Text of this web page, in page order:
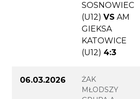
SOSNOWIEC
(U12) VS AM
GIEKSA
KATOWICE
(U12) 4:3
06.03.2026
ŻAK
MŁODSZY